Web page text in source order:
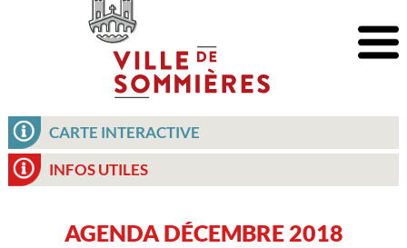
CARTE INTERACTIVE
INFOS UTILES
AGENDA DÉCEMBRE 2018